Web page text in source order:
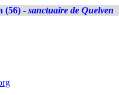
(56) - sanctuaire de Quelven